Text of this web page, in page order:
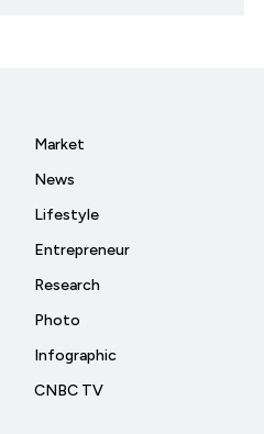
Market
News
Lifestyle
Entrepreneur
Research
Photo
Infographic
CNBC TV